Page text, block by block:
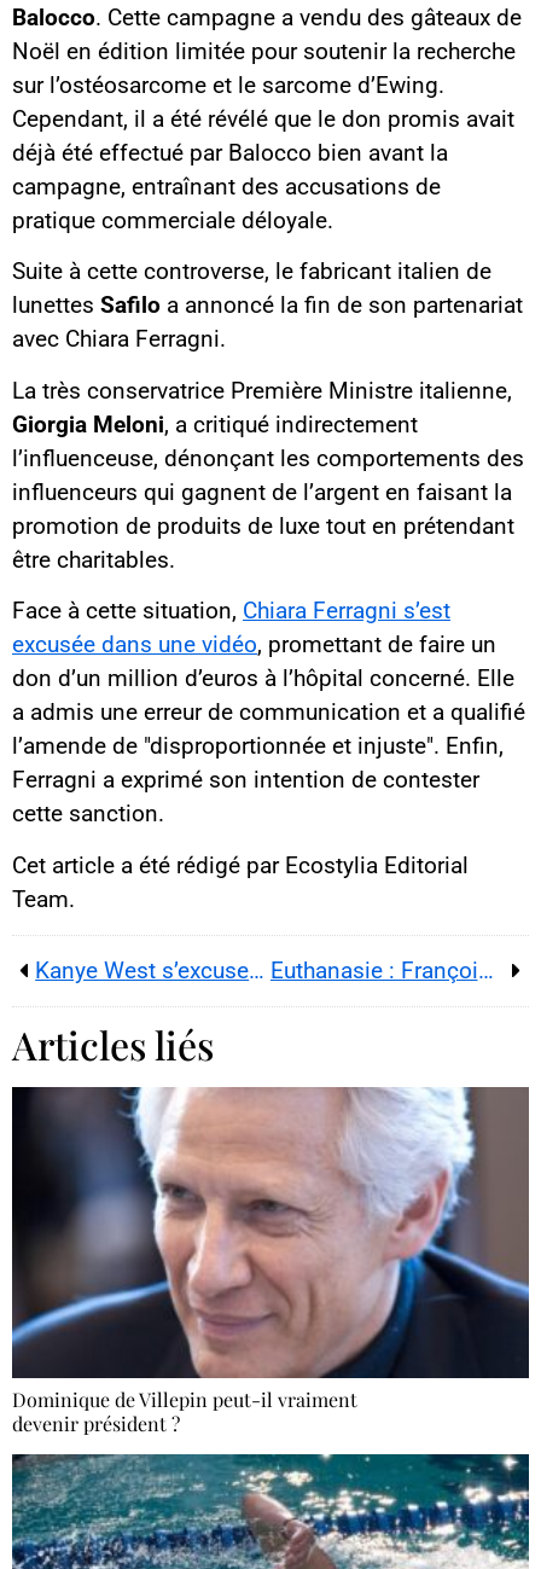
Balocco. Cette campagne a vendu des gâteaux de
Noël en édition limitée pour soutenir la recherche
sur l’ostéosarcome et le sarcome d’Ewing.
Cependant, il a été révélé que le don promis avait
déjà été effectué par Balocco bien avant la
campagne, entraînant des accusations de
pratique commerciale déloyale.
Suite à cette controverse, le fabricant italien de
lunettes Safilo a annoncé la fin de son partenariat
avec Chiara Ferragni.
La très conservatrice Première Ministre italienne,
Giorgia Meloni, a critiqué indirectement
l’influenceuse, dénonçant les comportements des
influenceurs qui gagnent de l’argent en faisant la
promotion de produits de luxe tout en prétendant
être charitables.
Face à cette situation, Chiara Ferragni s’est
excusée dans une vidéo, promettant de faire un
don d’un million d’euros à l’hôpital concerné. Elle
a admis une erreur de communication et a qualifié
l’amende de "disproportionnée et injuste". Enfin,
Ferragni a exprimé son intention de contester
cette sanction.
Cet article a été rédigé par Ecostylia Editorial
Team.
Kanye West s’excuse pour ses propos antisémites Euthanasie : Françoise Hardy appelle Emmanuel Macron au secours !
Articles liés
Dominique de Villepin peut-il vraiment
devenir président ?